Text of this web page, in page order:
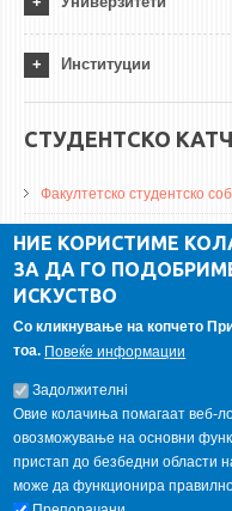
Институции
СТУДЕНТСКО
Факултетско студентско
ДА Винчи магазин
Алумни асоцијација
ГАЛЕРИЈА
НИЕ КОРИСТИМЕ
ЗА ДА ГО
ИСКУСТВО
Со кликнување на копчето
тоа. Повеќе информации
Задолжителнi
Овие колачиња помагаат веб-
овозможување на основни
пристап до безбедни области
може да функционира